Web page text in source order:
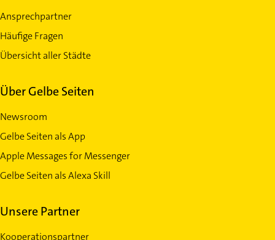
Ansprechpartner
Häufige Fragen
Übersicht aller Städte
Über Gelbe Seiten
Newsroom
Gelbe Seiten als App
Apple Messages for Messenger
Gelbe Seiten als Alexa Skill
Unsere Partner
Kooperationspartner